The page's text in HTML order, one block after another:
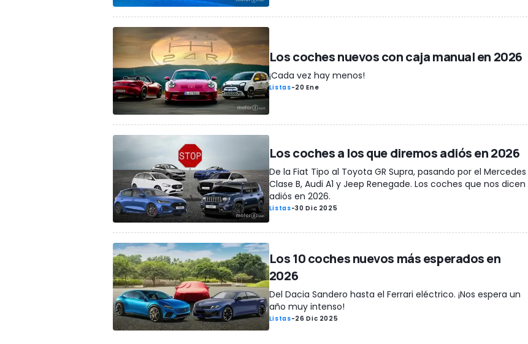
Los coches nuevos con caja manual en 2026
¡Cada vez hay menos!
Listas-20 Ene
Los coches a los que diremos adiós en 2026
De la Fiat Tipo al Toyota GR Supra, pasando por el Mercedes
Clase B, Audi A1 y Jeep Renegade. Los coches que nos dicen
adiós en 2026.
Listas-30 Dic 2025
Los 10 coches nuevos más esperados en
2026
Del Dacia Sandero hasta el Ferrari eléctrico. ¡Nos espera un
año muy intenso!
Listas-26 Dic 2025